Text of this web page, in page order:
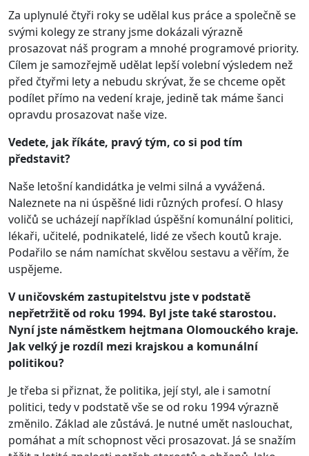
Za uplynulé čtyři roky se udělal kus práce a společně se
svými kolegy ze strany jsme dokázali výrazně
prosazovat náš program a mnohé programové priority.
Cílem je samozřejmě udělat lepší volební výsledem než
před čtyřmi lety a nebudu skrývat, že se chceme opět
podílet přímo na vedení kraje, jedině tak máme šanci
opravdu prosazovat naše vize.
Vedete, jak říkáte, pravý tým, co si pod tím
představit?
Naše letošní kandidátka je velmi silná a vyvážená.
Naleznete na ni úspěšné lidi různých profesí. O hlasy
voličů se ucházejí například úspěšní komunální politici,
lékaři, učitelé, podnikatelé, lidé ze všech koutů kraje.
Podařilo se nám namíchat skvělou sestavu a věřím, že
uspějeme.
V uničovském zastupitelstvu jste v podstatě
nepřetržitě od roku 1994. Byl jste také starostou.
Nyní jste náměstkem hejtmana Olomouckého kraje.
Jak velký je rozdíl mezi krajskou a komunální
politikou?
Je třeba si přiznat, že politika, její styl, ale i samotní
politici, tedy v podstatě vše se od roku 1994 výrazně
změnilo. Základ ale zůstává. Je nutné umět naslouchat,
pomáhat a mít schopnost věci prosazovat. Já se snažím